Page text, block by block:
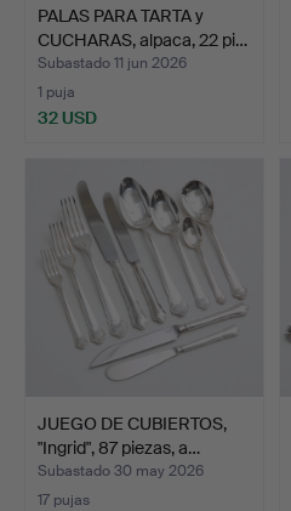
PALAS PARA TARTA y
CUCHARAS, alpaca, 22 pi…
Subastado 11 jun 2026
1 puja
32 USD
JUEGO DE CUBIERTOS,
"Ingrid", 87 piezas, a…
Subastado 30 may 2026
17 pujas